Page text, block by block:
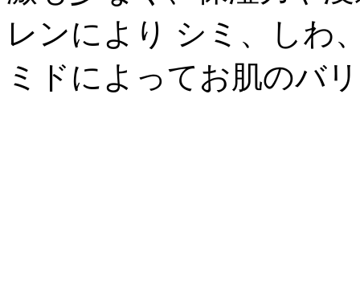
レンにより シミ、しわ
ミドによってお肌のバ